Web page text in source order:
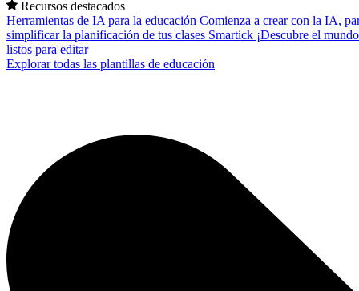
Recursos destacados
Herramientas de IA para la educación Comienza a crear con la IA,
simplificar la planificación de tus clases Smartick ¡Descubre el
listos para editar
Explorar todas las plantillas de educación